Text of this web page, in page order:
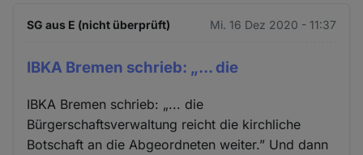
SG aus E (nicht überprüft) Mi. 16 Dez 2020 - 11:37
IBKA Bremen schrieb: „... die
IBKA Bremen schrieb: „... die
Bürgerschaftsverwaltung reicht die kirchliche
Botschaft an die Abgeordneten weiter.” Und dann